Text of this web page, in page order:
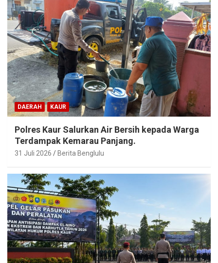
DAERAH KAUR
Polres Kaur Salurkan Air Bersih kepada Warga
Terdampak Kemarau Panjang.
31 Juli 2026 Berita Benglulu